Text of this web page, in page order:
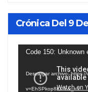
Crónica Del 9
Reproductor
vídeo
Code 150: Unknown
Descargar archivo:
v=EhSPkop8KPY&_=1